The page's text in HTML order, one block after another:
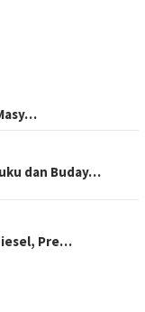
dan Buday…
Pre…